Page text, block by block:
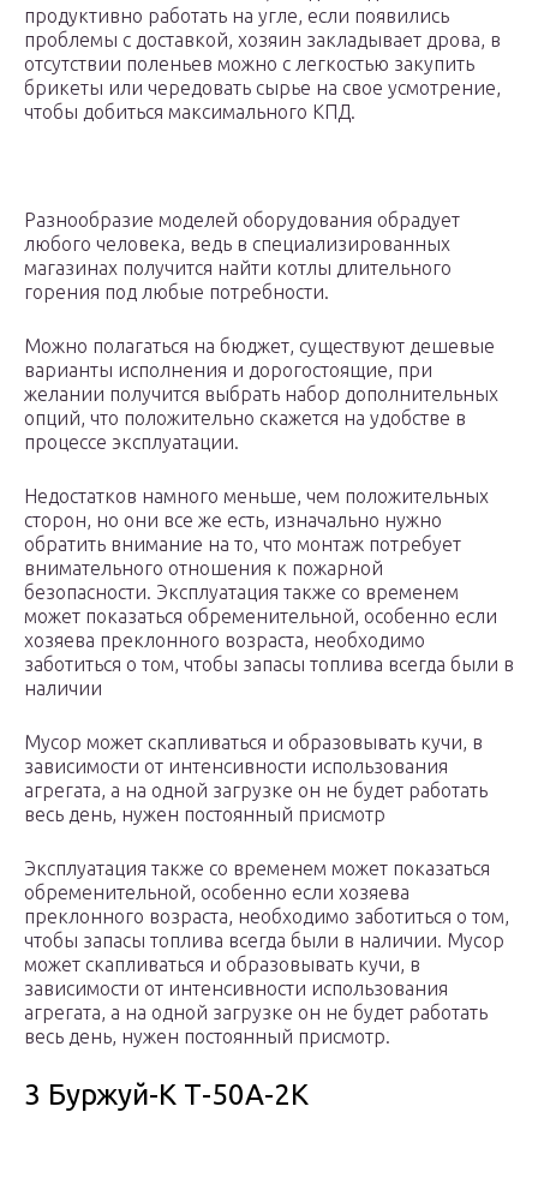
продуктивно работать на угле, если появились
проблемы с доставкой, хозяин закладывает дрова, в
отсутствии поленьев можно с легкостью закупить
брикеты или чередовать сырье на свое усмотрение,
чтобы добиться максимального КПД.
Разнообразие моделей оборудования обрадует
любого человека, ведь в специализированных
магазинах получится найти котлы длительного
горения под любые потребности.
Можно полагаться на бюджет, существуют дешевые
варианты исполнения и дорогостоящие, при
желании получится выбрать набор дополнительных
опций, что положительно скажется на удобстве в
процессе эксплуатации.
Недостатков намного меньше, чем положительных
сторон, но они все же есть, изначально нужно
обратить внимание на то, что монтаж потребует
внимательного отношения к пожарной
безопасности. Эксплуатация также со временем
может показаться обременительной, особенно если
хозяева преклонного возраста, необходимо
заботиться о том, чтобы запасы топлива всегда были в
наличии
Мусор может скапливаться и образовывать кучи, в
зависимости от интенсивности использования
агрегата, а на одной загрузке он не будет работать
весь день, нужен постоянный присмотр
Эксплуатация также со временем может показаться
обременительной, особенно если хозяева
преклонного возраста, необходимо заботиться о том,
чтобы запасы топлива всегда были в наличии. Мусор
может скапливаться и образовывать кучи, в
зависимости от интенсивности использования
агрегата, а на одной загрузке он не будет работать
весь день, нужен постоянный присмотр.
3 Буржуй-К Т-50А-2К